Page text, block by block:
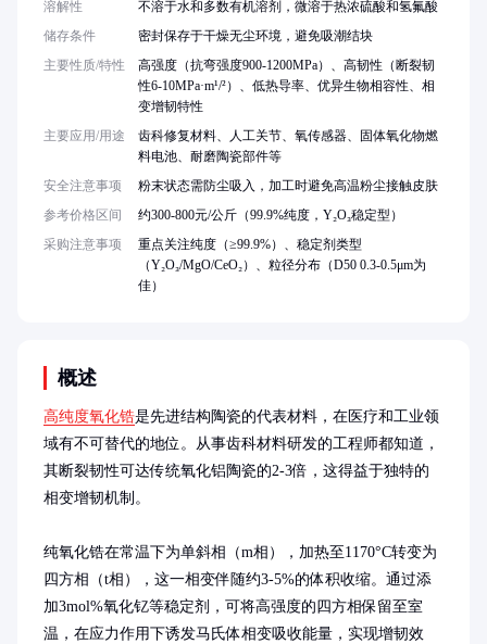
概述
高纯度氧化锆是先进结构陶瓷的代表材料，在医疗和工业领
域有不可替代的地位。从事齿科材料研发的工程师都知道，
其断裂韧性可达传统氧化铝陶瓷的2-3倍，这得益于独特的
相变增韧机制。
纯氧化锆在常温下为单斜相（m相），加热至1170°C转变为
四方相（t相），这一相变伴随约3-5%的体积收缩。通过添
加3mol%氧化钇等稳定剂，可将高强度的四方相保留至室
温，在应力作用下诱发马氏体相变吸收能量，实现增韧效
溶解性
不溶于水和多数有机溶剂，微溶于热浓硫酸和氢氟酸
储存条件
密封保存于干燥无尘环境，避免吸潮结块
主要性质/特性
高强度（抗弯强度900-1200MPa）、高韧性（断裂韧
性6-10MPa·m¹/²）、低热导率、优异生物相容性、相
变增韧特性
主要应用/用途
齿科修复材料、人工关节、氧传感器、固体氧化物燃
料电池、耐磨陶瓷部件等
安全注意事项
粉末状态需防尘吸入，加工时避免高温粉尘接触皮肤
参考价格区间
约300-800元/公斤（99.9%纯度，Y₂O₃稳定型）
采购注意事项
重点关注纯度（≥99.9%）、稳定剂类型
（Y₂O₃/MgO/CeO₂）、粒径分布（D50 0.3-0.5μm为
佳）